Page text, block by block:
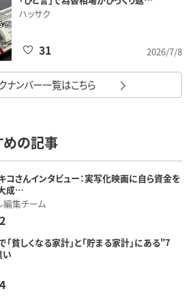
ハッサク
2026/7/8
31
ナンバー一覧はこちら
めの記事
コさんインタビュー：実写化映画に自ら資金を
成…
編集チーム
「貧しくなる家計」と「貯まる家計」にある"7